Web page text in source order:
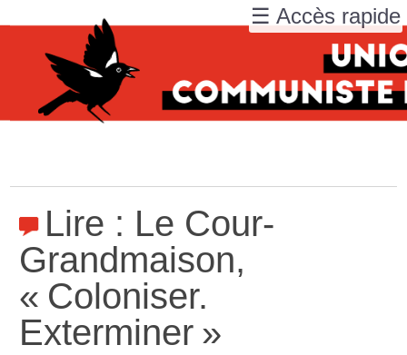
Lire : Le Cour-
Grandmaison,
« Coloniser.
Exterminer »
☰ Accès rapide